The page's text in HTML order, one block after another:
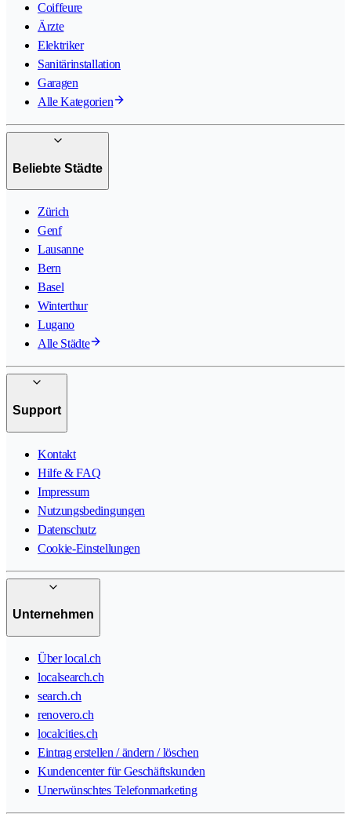
Coiffeure
Ärzte
Elektriker
Sanitärinstallation
Garagen
Alle Kategorien
Beliebte Städte
Zürich
Genf
Lausanne
Bern
Basel
Winterthur
Lugano
Alle Städte
Support
Kontakt
Hilfe & FAQ
Impressum
Nutzungsbedingungen
Datenschutz
Cookie-Einstellungen
Unternehmen
Über local.ch
localsearch.ch
search.ch
renovero.ch
localcities.ch
Eintrag erstellen / ändern / löschen
Kundencenter für Geschäftskunden
Unerwünschtes Telefonmarketing